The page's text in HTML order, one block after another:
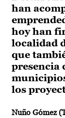
han
hoy han
localidad
que
presencia
los
Nuño Gómez